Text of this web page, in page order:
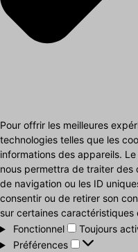
Pour offrir les meilleures
technologies telles que les
informations des appareils.
nous permettra de traiter des
de navigation ou les ID
consentir ou de retirer son
sur certaines caractéristiques
Fonctionnel
Fonctionnel
Toujours
Préférences
Préférences